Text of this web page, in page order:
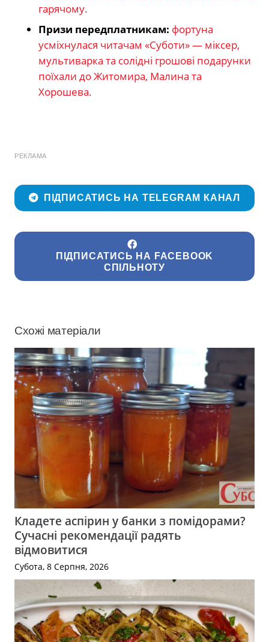
гарячому.
Призи передплатникам: фортуна
усміхнулася читачам «Суботи» — міксер,
мультиварка та солідні грошові подарунки
поїхали до Житомира, Малина та
Хорошева.
РЕКЛАМА
ПІДПИСАТИСЬ НА TELEGRAM КАНАЛ
ПІДПИСАТИСЬ НА FACEBOOK
СПІЛЬНОТУ
Схожі матеріали
Кладете аспірин у банки з помідорами?
Сучасні рекомендації радять
відмовитися
Субота, 8 Серпня, 2026